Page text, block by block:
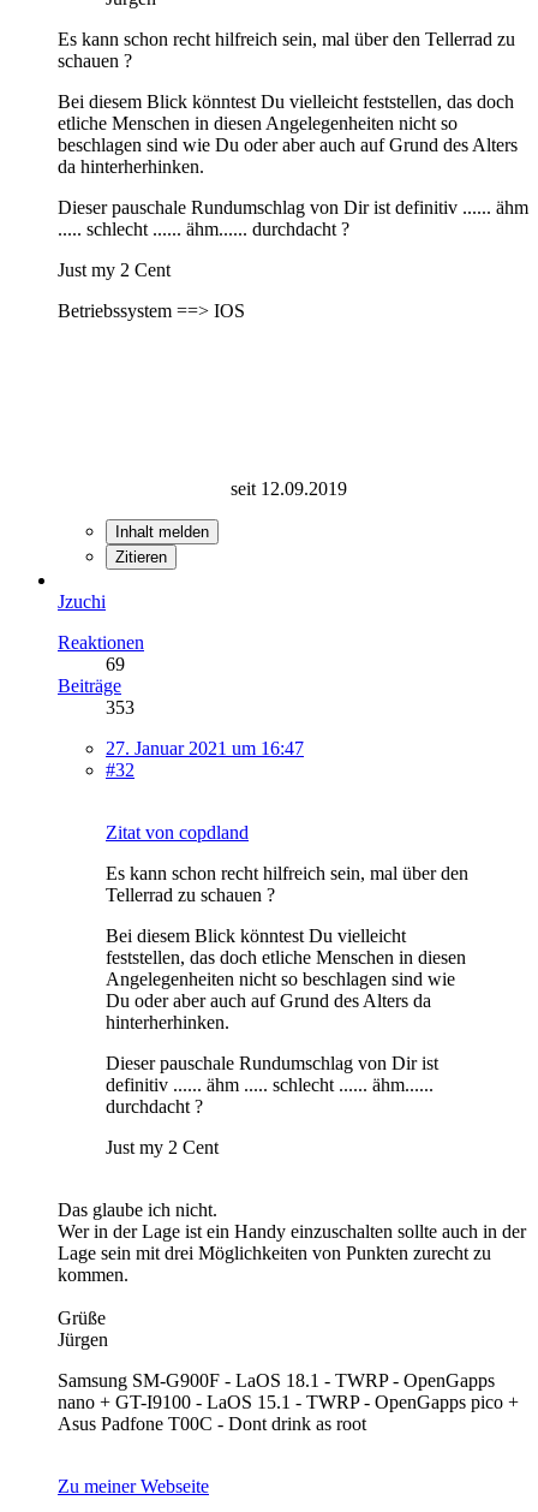
Es kann schon recht hilfreich sein, mal über den Tellerrad zu
schauen ?
Bei diesem Blick könntest Du vielleicht feststellen, das doch
etliche Menschen in diesen Angelegenheiten nicht so
beschlagen sind wie Du oder aber auch auf Grund des Alters
da hinterherhinken.
Dieser pauschale Rundumschlag von Dir ist definitiv ...... ähm
..... schlecht ...... ähm...... durchdacht ?
Just my 2 Cent
Betriebssystem ==> IOS
seit 12.09.2019
Inhalt melden
Zitieren
Jzuchi
Reaktionen
69
Beiträge
353
27. Januar 2021 um 16:47
#32
Zitat von copdland
Es kann schon recht hilfreich sein, mal über den
Tellerrad zu schauen ?
Bei diesem Blick könntest Du vielleicht
feststellen, das doch etliche Menschen in diesen
Angelegenheiten nicht so beschlagen sind wie
Du oder aber auch auf Grund des Alters da
hinterherhinken.
Dieser pauschale Rundumschlag von Dir ist
definitiv ...... ähm ..... schlecht ...... ähm......
durchdacht ?
Just my 2 Cent
Das glaube ich nicht.
Wer in der Lage ist ein Handy einzuschalten sollte auch in der
Lage sein mit drei Möglichkeiten von Punkten zurecht zu
kommen.
Grüße
Jürgen
Samsung SM-G900F - LaOS 18.1 - TWRP - OpenGapps
nano + GT-I9100 - LaOS 15.1 - TWRP - OpenGapps pico +
Asus Padfone T00C - Dont drink as root
Zu meiner Webseite